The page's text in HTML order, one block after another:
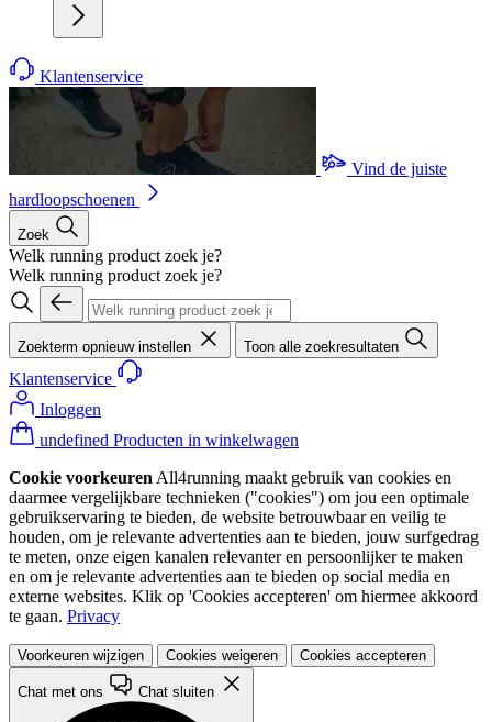
Klantenservice
Vind de juiste
hardloopschoenen
Zoek
Welk running product zoek je?
Welk running product zoek je?
Zoekterm opnieuw instellen Toon alle zoekresultaten
Klantenservice
Inloggen
undefined Producten in winkelwagen
Cookie voorkeuren All4running maakt gebruik van cookies en
daarmee vergelijkbare technieken ("cookies") om jou een optimale
gebruikservaring te bieden, de website betrouwbaar en veilig te
houden, om je relevante advertenties aan te bieden, jouw surfgedrag
te meten, onze eigen kanalen relevanter en persoonlijker te maken
en om je relevante advertenties aan te bieden op social media en
externe websites. Klik op 'Cookies accepteren' om hiermee akkoord
te gaan. Privacy
Voorkeuren wijzigen Cookies weigeren Cookies accepteren
Chat met ons Chat sluiten